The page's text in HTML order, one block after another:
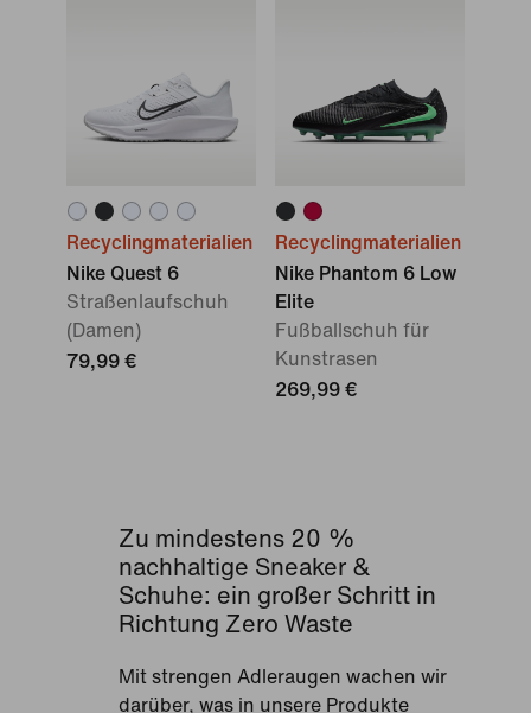
Recyclingmaterialien
Nike Quest 6
Straßenlaufschuh
(Damen)
79,99 €
Recyclingmaterialien
Nike Phantom 6 Low
Elite
Fußballschuh für
Kunstrasen
269,99 €
Zu mindestens 20 %
nachhaltige Sneaker &
Schuhe: ein großer Schritt in
Richtung Zero Waste
Mit strengen Adleraugen wachen wir
darüber, was in unsere Produkte